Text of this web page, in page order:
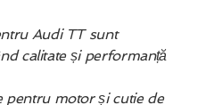
Audi TT sunt
calitate și performanță
pentru motor și cutie de